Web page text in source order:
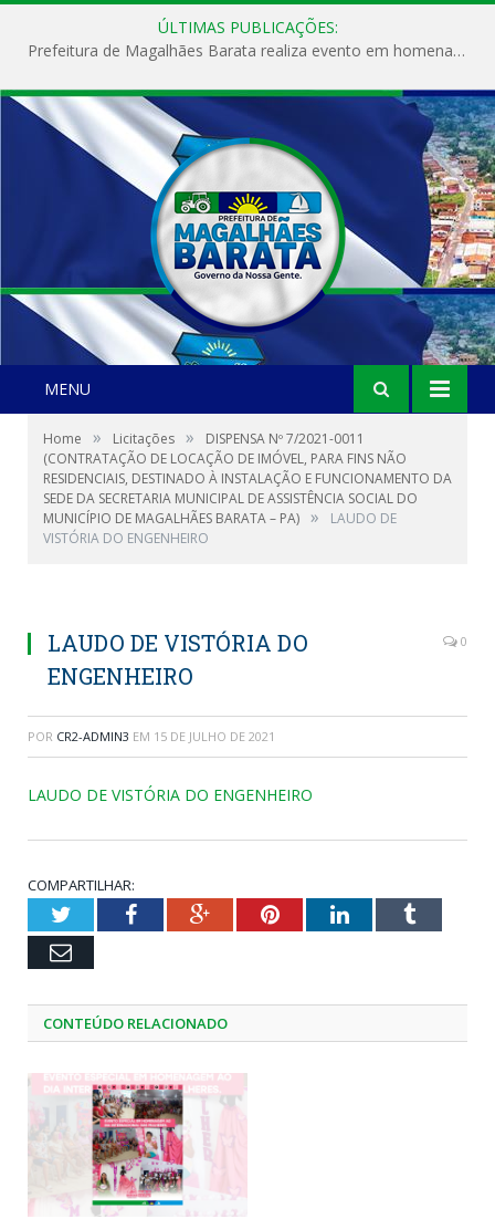
ÚLTIMAS PUBLICAÇÕES:
Prefeitura de Magalhães Barata realiza evento em homenagem ao Dia Internacional da Mulher
MENU
Home » Licitações »
DISPENSA Nº 7/2021-0011
(CONTRATAÇÃO DE LOCAÇÃO DE IMÓVEL, PARA FINS NÃO
RESIDENCIAIS, DESTINADO À INSTALAÇÃO E FUNCIONAMENTO DA
SEDE DA SECRETARIA MUNICIPAL DE ASSISTÊNCIA SOCIAL DO
MUNICÍPIO DE MAGALHÃES BARATA – PA) »
LAUDO DE
VISTÓRIA DO ENGENHEIRO
LAUDO DE VISTÓRIA DO
ENGENHEIRO
0
POR CR2-ADMIN3 EM 15 DE JULHO DE 2021
LAUDO DE VISTÓRIA DO ENGENHEIRO
COMPARTILHAR:
TwitterFacebookGoogle+PinterestLinkedInTumblr
Email
CONTEÚDO RELACIONADO